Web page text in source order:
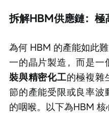
拆解HBM供應鏈：極
為何 HBM 的產能如此
一的晶片製造，而是一
裝與精密化工的極複雜
節的產能受限或良率波
的咽喉。以下為HBM 核